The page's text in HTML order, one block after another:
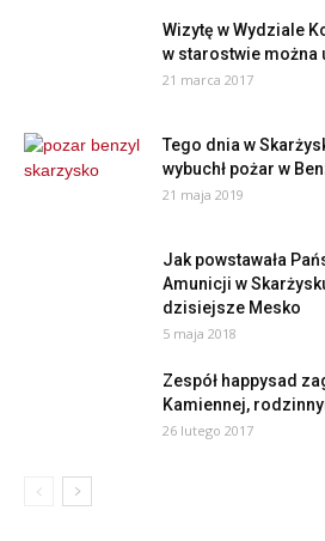
Wizytę w Wydziale
w starostwie można
21 marca 2017
Tego dnia w
wybuchł pożar w
21 maja 2019
Jak powstawała
Amunicji w
dzisiejsze Mesko
5 maja 2018
Zespół happysad
Kamiennej,
26 lutego 2017